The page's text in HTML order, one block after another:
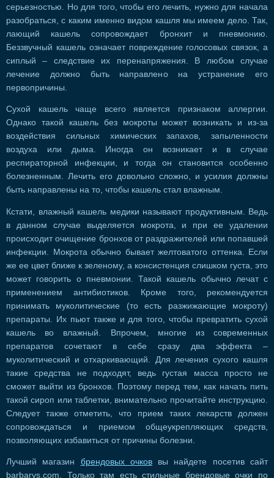
серьезностью. Но для того, чтобы его лечить, нужно для начала
разобраться, с каким именно видом кашля мы имеем дело. Так,
лающий кашель сопровождает бронхит и пневмонию.
Беззвучный кашель означает повреждение голосовых связок, а
сиплый – следствие их перенапряжения. В любом случае
лечение должно быть направлено на устранение его
первопричины.
Сухой кашель чаще всего является признаком аллергии.
Однако такой кашель без мокроты может возникать и из-за
воздействия сильных химических запахов, запыленности
воздуха или дыма. Иногда он возникает и в случае
респираторной инфекции, и тогда он становится особенно
болезненным. Лечить его довольно сложно, и усилия должны
быть направлены на то, чтобы кашель стал влажным.
Кстати, влажный кашель медики называют продуктивным. Ведь
в данном случае выделяется мокрота, и при ее удалении
происходит очищение бронхов от раздражителей или попавшей
инфекции. Мокрота обычно бывает желтоватого оттенка. Если
же ее цвет ближе к зеленому, а консистенция слишком густа, это
может говорить о пневмонии. Такой кашель обычно лечат с
применением антибиотиков. Кроме того, рекомендуется
принимать муколитические (то есть разжижающие мокроту)
препараты. Их пьют также и для того, чтобы превратить сухой
кашель во влажный. Впрочем, многие из современных
препаратов сочетают в себе сразу два эффекта –
муколитический и отхаркивающий. Для лечения сухого кашля
такие средства не подходят, ведь густая масса просто не
сможет выйти из бронхов. Поэтому перед тем, как начать пить
такой сироп или таблетки, внимательно прочитайте инструкцию.
Следует также отметить, что прием таких лекарств должен
сопровождаться и приемом общеукрепляющих средств,
позволяющих избавиться от причины болезни.
Лучший магазин брендовых очковвы найдете посетив сайт
barbarys.com. Только там есть стильные брендовые очки по